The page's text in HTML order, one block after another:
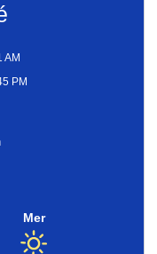
AM
PM
Mer